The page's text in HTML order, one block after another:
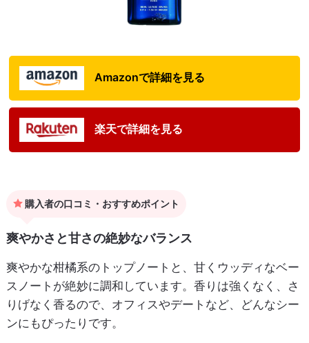
Amazonで詳細を見る
楽天で詳細を見る
購入者の口コミ・おすすめポイント
爽やかさと甘さの絶妙なバランス
爽やかな柑橘系のトップノートと、甘くウッディなベー
スノートが絶妙に調和しています。香りは強くなく、さ
りげなく香るので、オフィスやデートなど、どんなシー
ンにもぴったりです。